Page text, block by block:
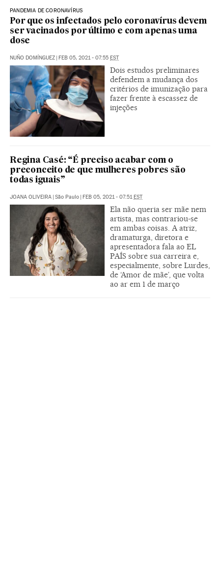
PANDEMIA DE CORONAVÍRUS
Por que os infectados pelo coronavírus devem
ser vacinados por último e com apenas uma
dose
NUÑO DOMÍNGUEZ | FEB 05, 2021 - 07:55 EST
Dois estudos preliminares
defendem a mudança dos
critérios de imunização para
fazer frente à escassez de
injeções
Regina Casé: “É preciso acabar com o
preconceito de que mulheres pobres são
todas iguais”
JOANA OLIVEIRA | São Paulo | FEB 05, 2021 - 07:51EST
Ela não queria ser mãe nem
artista, mas contrariou-se
em ambas coisas. A atriz,
dramaturga, diretora e
apresentadora fala ao EL
PAÍS sobre sua carreira e,
especialmente, sobre Lurdes,
de ‘Amor de mãe’, que volta
ao ar em 1 de março